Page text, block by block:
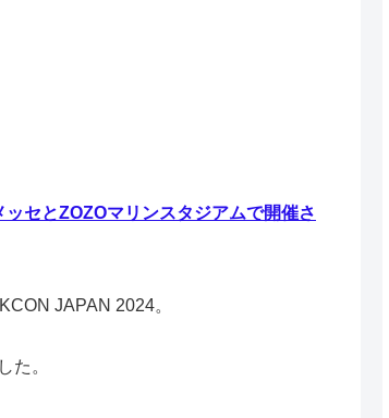
セとZOZOマリンスタジアムで開催さ
JAPAN 2024。
た。